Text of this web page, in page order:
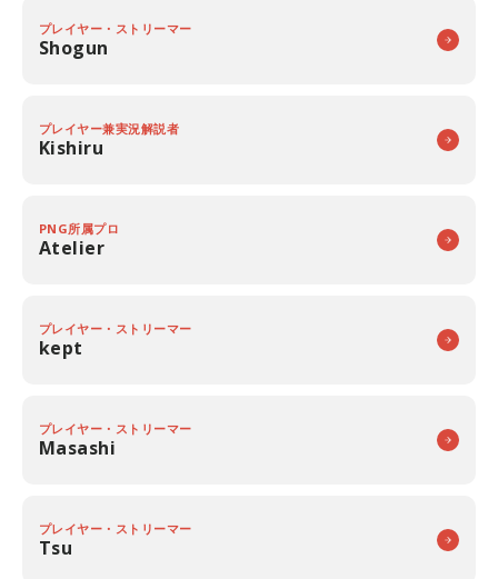
プレイヤー・ストリーマー
Shogun
プレイヤー兼実況解説者
Kishiru
PNG所属プロ
Atelier
プレイヤー・ストリーマー
kept
プレイヤー・ストリーマー
Masashi
プレイヤー・ストリーマー
Tsu